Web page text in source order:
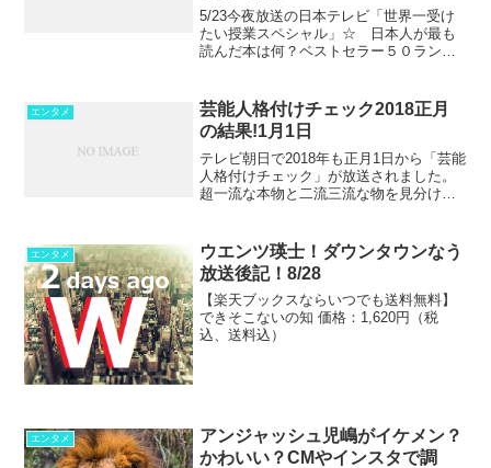
5/23今夜放送の日本テレビ「世界一受け
たい授業スペシャル」☆ 日本人が最も
読んだ本は何？ベストセラー５０ランキ
す。ただし、私が見たのは30位からだっ
たのでご了承くださ...
エンタメ
芸能人格付けチェック2018正月
の結果!1月1日
テレビ朝日で2018年も正月1日から「芸能
人格付けチェック」が放送されました。
超一流な本物と二流三流な物を見分ける
能人のみなさん。しかし、その方々が見
るも無残にどんどん...
エンタメ
ウエンツ瑛士！ダウンタウンなう
放送後記！8/28
【楽天ブックスならいつでも送料無料】
できそこないの知 価格：1,620円（税
込、送料込）
エンタメ
アンジャッシュ児嶋がイケメン？
かわいい？CMやインスタで調